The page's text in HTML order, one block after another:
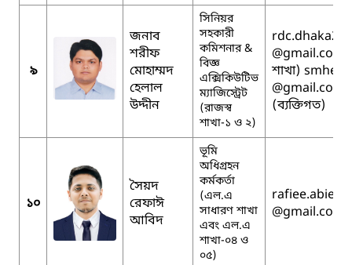
৯
জনাব
শরীফ
মোহাম্মদ
হেলাল
উদ্দীন
সিনিয়র
সহকারী
কমিশনার &
বিজ্ঞ
এক্সিকিউটিভ
ম্যাজিস্ট্রেট
(রাজস্ব
শাখা-১ ও ২)
@gmail.com
শাখা)
@gmail.com
(ব্যক্তিগত)
১০
সৈয়দ
রেফাঈ
আবিদ
ভূমি
অধিগ্রহন
কর্মকর্তা
(এল.এ
সাধারণ শাখা
এবং এল.এ
শাখা-০৪ ও
০৫)
rafiee.abied
@gmail.com